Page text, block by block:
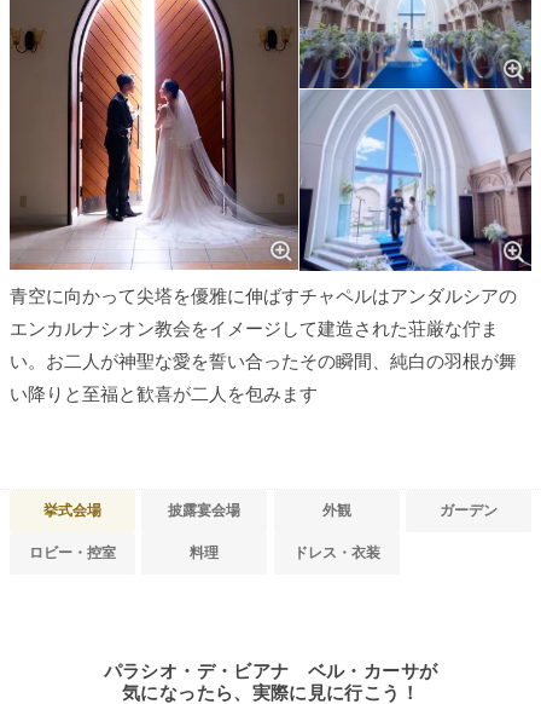
青空に向かって尖塔を優雅に伸ばすチャペルはアンダルシアの
エンカルナシオン教会をイメージして建造された荘厳な佇ま
い。お二人が神聖な愛を誓い合ったその瞬間、純白の羽根が舞
い降りと至福と歓喜が二人を包みます
挙式会場 披露宴会場 外観 ガーデン
ロビー・控室 料理 ドレス・衣装
パラシオ・デ・ビアナ ベル・カーサが
気になったら、実際に見に行こう！